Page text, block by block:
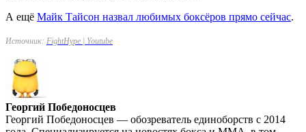
А ещё Майк Тайсон назвал любимых боксёров прямо сейчас.
Источник: FightHype | Youtube
Георгий Победоносцев
Георгий Победоносцев — обозреватель единоборств с 2014